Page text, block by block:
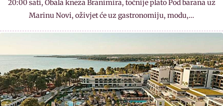
20:00 sati, Obala kneza Branimira, točnije plato Pod barana uz
Marinu Novi, oživjet će uz gastronomiju, modu,…